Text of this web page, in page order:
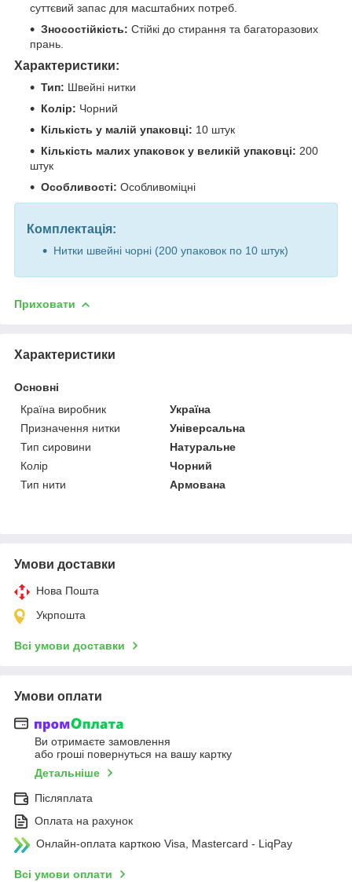
суттєвий запас для масштабних потреб.
Зносостійкість: Стійкі до стирання та багаторазових
прань.
Характеристики:
Тип: Швейні нитки
Колір: Чорний
Кількість у малій упаковці: 10 штук
Кількість малих упаковок у великій упаковці: 200
штук
Особливості: Особливоміцні
Комплектація:
Нитки швейні чорні (200 упаковок по 10 штук)
Приховати
Характеристики
Основні
Країна виробник
Україна
Призначення нитки
Універсальна
Тип сировини
Натуральне
Колір
Чорний
Тип нити
Армована
Умови доставки
Нова Пошта
Укрпошта
Всі умови доставки
Умови оплати
Ви отримаєте замовлення
або гроші повернуться на вашу картку
Детальніше
Післяплата
Оплата на рахунок
Онлайн-оплата карткою Visa, Mastercard - LiqPay
Всі умови оплати